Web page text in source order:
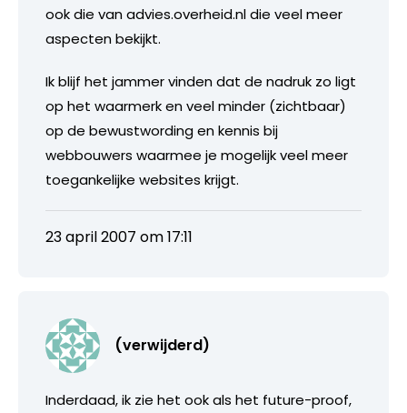
ook die van advies.overheid.nl die veel meer
aspecten bekijkt.
Ik blijf het jammer vinden dat de nadruk zo ligt
op het waarmerk en veel minder (zichtbaar)
op de bewustwording en kennis bij
webbouwers waarmee je mogelijk veel meer
toegankelijke websites krijgt.
23 april 2007 om 17:11
(verwijderd)
Inderdaad, ik zie het ook als het future-proof,